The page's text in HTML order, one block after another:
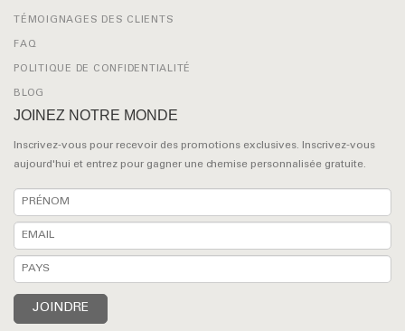
TÉMOIGNAGES DES CLIENTS
FAQ
POLITIQUE DE CONFIDENTIALITÉ
BLOG
JOINEZ NOTRE MONDE
Inscrivez-vous pour recevoir des promotions exclusives. Inscrivez-vous
aujourd'hui et entrez pour gagner une chemise personnalisée gratuite.